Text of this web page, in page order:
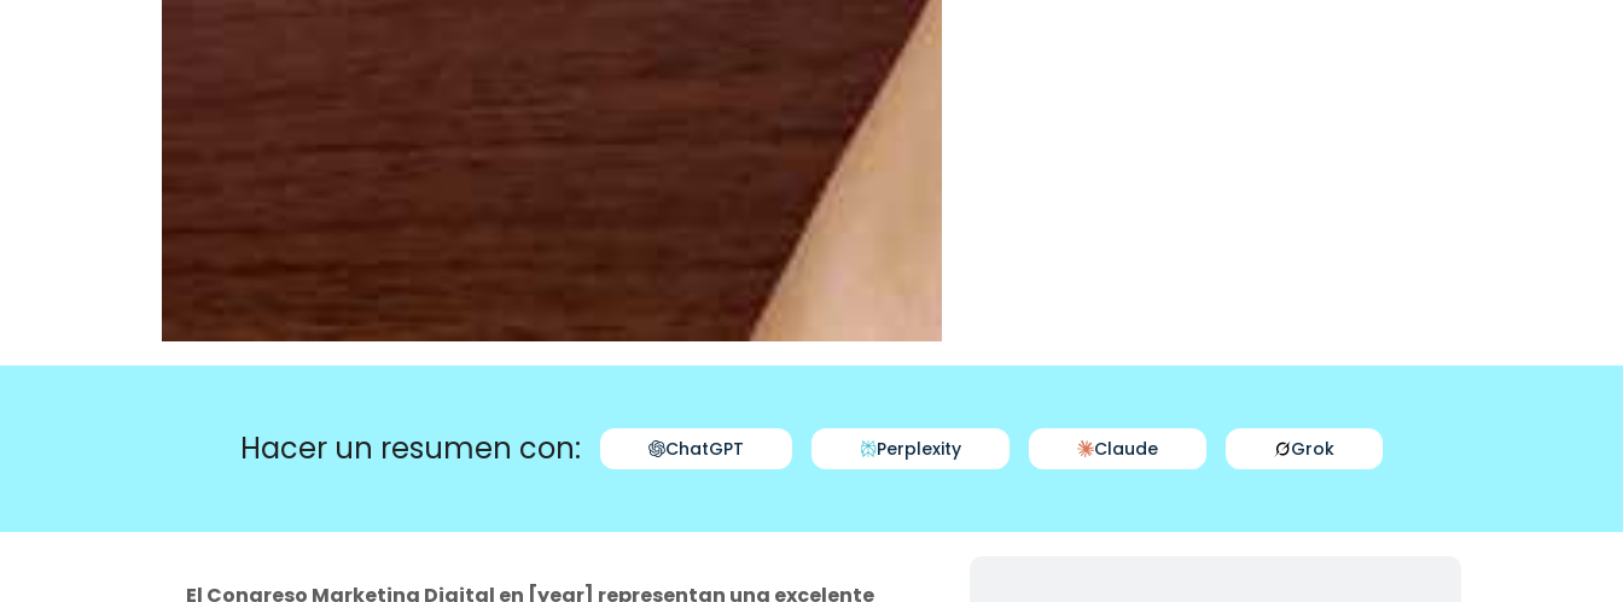
Hacer un resumen con: ChatGPT Perplexity Claude Grok
El Congreso Marketing Digital en [year] representan una excelente